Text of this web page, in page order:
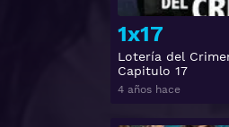
1x17
Lotería del
Capitulo 17
4 años hace